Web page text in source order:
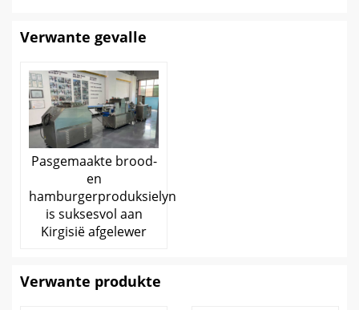
Verwante gevalle
Pasgemaakte brood-
en
hamburgerproduksielyn
is suksesvol aan
Kirgisië afgelewer
Verwante produkte